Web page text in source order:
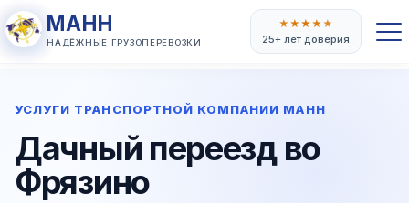
МАНН
НАДЁЖНЫЕ ГРУЗОПЕРЕВОЗКИ
★★★★★
25+ лет доверия
УСЛУГИ ТРАНСПОРТНОЙ КОМПАНИИ МАНН
Дачный переезд во
Фрязино